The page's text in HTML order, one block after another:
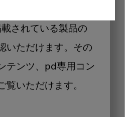
されている製品の
いただけます。その
テンツ、pd専用コン
覧いただけます。